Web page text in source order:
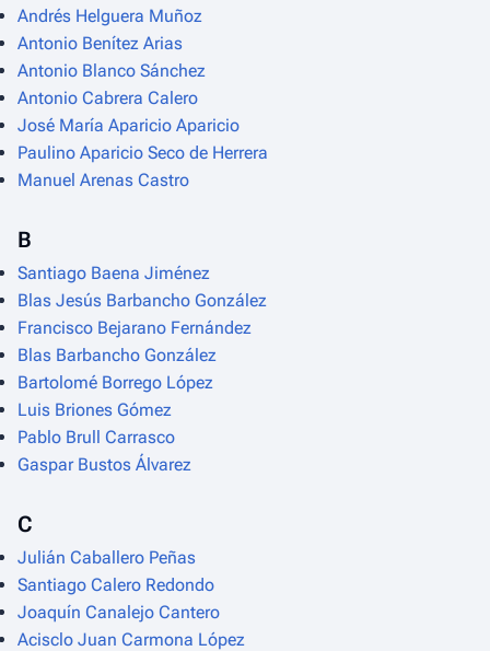
Andrés Helguera Muñoz
Antonio Benítez Arias
Antonio Blanco Sánchez
Antonio Cabrera Calero
José María Aparicio Aparicio
Paulino Aparicio Seco de Herrera
Manuel Arenas Castro
B
Santiago Baena Jiménez
Blas Jesús Barbancho González
Francisco Bejarano Fernández
Blas Barbancho González
Bartolomé Borrego López
Luis Briones Gómez
Pablo Brull Carrasco
Gaspar Bustos Álvarez
C
Julián Caballero Peñas
Santiago Calero Redondo
Joaquín Canalejo Cantero
Acisclo Juan Carmona López